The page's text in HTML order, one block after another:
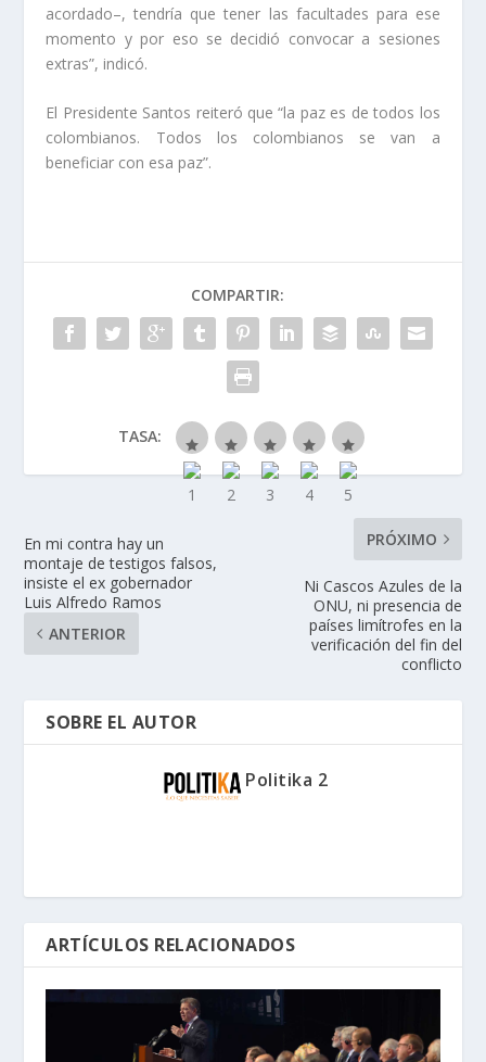
acordado–, tendría que tener las facultades para ese
momento y por eso se decidió convocar a sesiones
extras”, indicó.
El Presidente Santos reiteró que “la paz es de todos los
colombianos. Todos los colombianos se van a
beneficiar con esa paz”.
COMPARTIR:
TASA:
En mi contra hay un
montaje de testigos falsos,
insiste el ex gobernador
Luis Alfredo Ramos
ANTERIOR
PRÓXIMO
Ni Cascos Azules de la
ONU, ni presencia de
países limítrofes en la
verificación del fin del
conflicto
SOBRE EL AUTOR
Politika 2
ARTÍCULOS RELACIONADOS